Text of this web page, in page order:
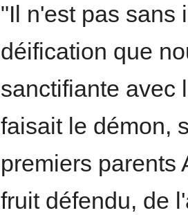
"Il n'est pas sans
déification que
sanctifiante avec
faisait le démon,
premiers parents
fruit défendu, de